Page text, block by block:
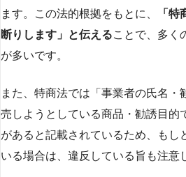
ます。この法的根拠をもとに、
「
断りします」と伝えることで、多く
が多いです​​。
また、特商法では「事業者の氏名・
売しようとしている商品・勧誘目的
があると記載されているため、もし
いる場合は、違反している旨も注意